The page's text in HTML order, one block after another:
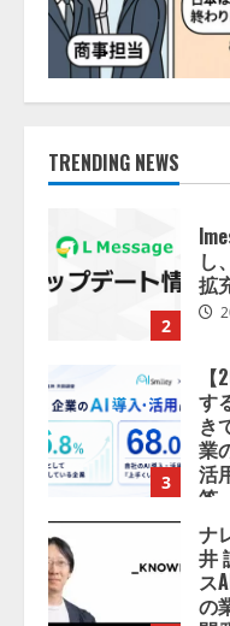
TRENDING NEWS
1
2
3
【
す
き
業
活
4
井
ス
の
開
AI
「
務